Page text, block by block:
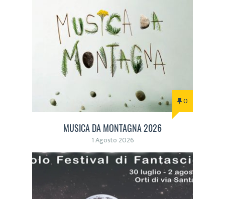
0
MUSICA DA MONTAGNA 2026
1 Agosto 2026